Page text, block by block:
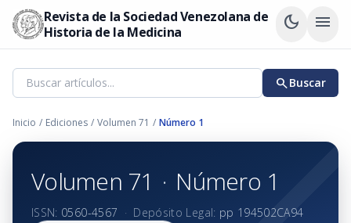
Revista de la Sociedad Venezolana de
Historia de la Medicina
dark_mode menu
searchBuscar
Inicio / Ediciones / Volumen 71 / Número 1
Volumen 71 · Número 1
ISSN: 0560-4567 · Depósito Legal: pp 194502CA94